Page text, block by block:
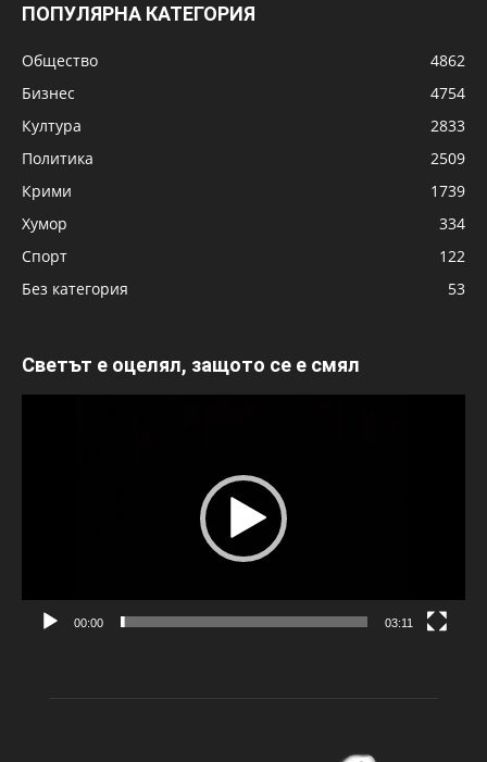
ПОПУЛЯРНА КАТЕГОРИЯ
Общество
4862
Бизнес
4754
Култура
2833
Политика
2509
Крими
1739
Хумор
334
Спорт
122
Без категория
53
Светът е оцелял, защото се е смял
00:00 03:11